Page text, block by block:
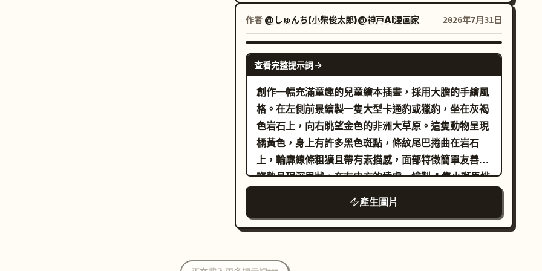
馬克杯，相視而笑。女子上方有一個清晰的中文對話
框：「謝謝你一直陪伴著我。」白色圓角對話框，清晰
的黑色文字。 第 3 格：情侶在廚房一起做飯。並肩站
在爐台前，男子攪拌著鍋子，女子在旁協助，表情專注
且幸福。 第 4 格：情侶緊緊相擁。男子低頭輕吻女子
的額頭，女子閉眼微笑。 [角色一致性強制要求] 兩個角
色在第 1 格到第 4 格中必須保持完全相同的臉型、髮
型、服裝與身體比例。嚴禁角色特徵偏移。 男子：短
髮，外貌溫柔，穿著簡單的毛衣或襯衫。 女子：中長
髮，外貌溫柔，穿著居家風格服裝。 [風格與質感] 乾淨
的手繪動漫線稿，單色溫暖米棕色 + 淺棕色 + 奶油白，
簡單陰影，呈現如日式生活漫畫或療癒插畫的質感。
[文字要求] 對話框中的中文必須正確、清晰，不得出現
作者 @しゅんち(小柴俊太郎)@神戸AI漫画家 2026年7月31日
GPT IMAGE 2
查看完整提示詞
創作一幅充滿童趣的兒童繪本插畫，採用大膽的手繪風
格。在左側前景繪製一隻大型卡通豹或獵豹，坐在灰褐
色岩石上，向右眺望金色的非洲大草原。這隻動物呈現
橘黃色，身上有許多黑色斑點，條紋尾巴捲曲在岩石
上，輪廓線條粗獷且帶有素描感，面部特徵簡單友善，
姿勢呈現沉思狀。在右中方的遠處，繪製 4 隻小斑馬排
成鬆散的隊伍走在草地上。加入稀疏的大草原細節：乾
燥的黃草、幾叢綠褐色灌木、右側地平線上的一棵平頂
金合歡樹、左側邊緣隱約可見的樹葉，以及明亮的藍色
雲在右上角附近，一朵小雲在上方中央附近，一朵極小
產生圖片